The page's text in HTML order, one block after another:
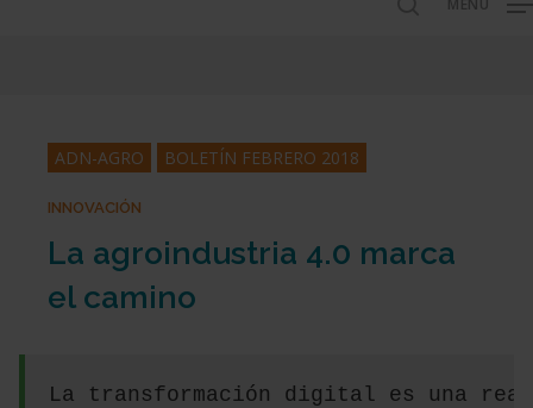
MENU
ADN-AGRO BOLETÍN FEBRERO 2018
INNOVACIÓN
La agroindustria 4.0 marca
el camino
La transformación digital es una